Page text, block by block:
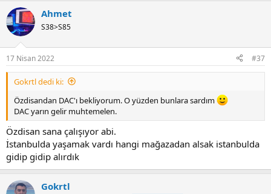
Ahmet
S38>S85
17 Nisan 2022 #37
Gokrtl dedi ki:
Özdisandan DAC'ı bekliyorum. O yüzden bunlara sardım
DAC yarın gelir muhtemelen.
Özdisan sana çalışıyor abi.
İstanbulda yaşamak vardı hangi mağazadan alsak istanbulda
gidip gidip alırdık
Gokrtl